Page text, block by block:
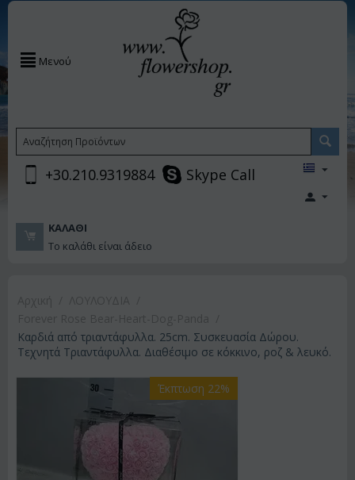
Μενού
+30.210.9319884 Skype Call
ΚΑΛΆΘΙ
Το καλάθι είναι άδειο
Καρδιά από τριαντάφυλλα. 25cm. Συσκευασία Δώρου.
Τεχνητά Τριαντάφυλλα. Διαθέσιμο σε κόκκινο, ροζ & λευκό.
Έκπτωση 22%